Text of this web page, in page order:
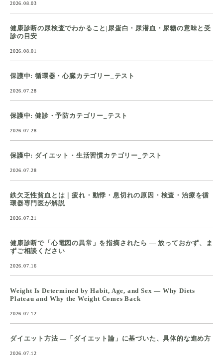
2026.08.03
健康診断の尿検査でわかること|尿蛋白・尿潜血・尿糖の意味と受
診の目安
2026.08.01
保護中: 循環器・心臓カテゴリー_テスト
2026.07.28
保護中: 健診・予防カテゴリー_テスト
2026.07.28
保護中: ダイエット・生活習慣カテゴリー_テスト
2026.07.28
鉄欠乏性貧血とは｜疲れ・動悸・息切れの原因・検査・治療を循
環器専門医が解説
2026.07.21
健康診断で「心電図の異常」を指摘されたら ― 放っておかず、ま
ずご相談ください
2026.07.16
Weight Is Determined by Habit, Age, and Sex — Why Diets
Plateau and Why the Weight Comes Back
2026.07.12
ダイエット方法 ―「ダイエット論」に基づいた、具体的な進め方
2026.07.12